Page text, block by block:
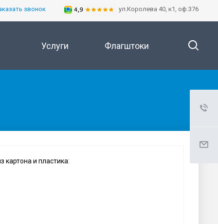
ул.Королева 40, к1, оф.376
звонок
Услуги Флагштоки
картона и пластика: